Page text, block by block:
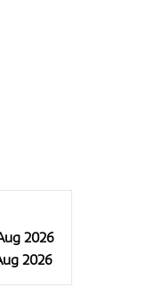
2026
2026